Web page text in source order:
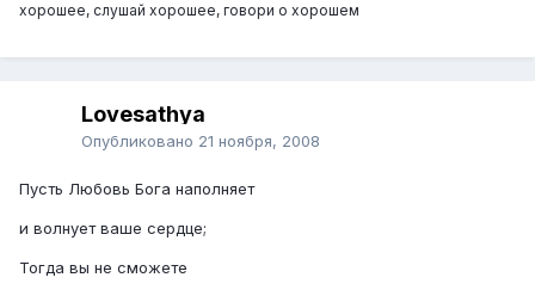
хорошее, слушай хорошее, говори о хорошем
Lovesathya
Опубликовано 21 ноября, 2008
Пусть Любовь Бога наполняет
и волнует ваше сердце;
Тогда вы не сможете